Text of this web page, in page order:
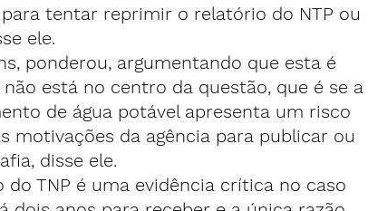
tentar reprimir o relatório do NTP ou
ele.
ponderou, argumentando que esta é
está no centro da questão, que é se a
de água potável apresenta um risco
motivações da agência para publicar ou
disse ele.
TNP é uma evidência crítica no caso